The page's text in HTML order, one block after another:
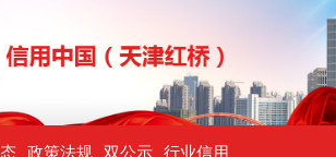
政策法规 双公示 行业信用